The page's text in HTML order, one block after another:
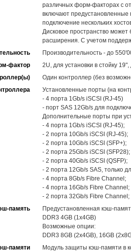
различных форм-факторах с
включают предустановленные
подключение нескольких
Дисковое пространство
расширения. С учетом
Производительность - до
фактор
2U, для установки в стойку
Один контроллер (без
Установленные порты (на
- 4 порта 1Gb/s iSCSI (RJ-45)
- порт SAS 12Gb/s для
Дополнительные порты при
- 4 порта 1Gb/s iSCSI (RJ-45);
- 2 порта 10Gb/s iSCSI (RJ-45);
- 2 порта 10Gb/s iSCSI (SFP+);
- 2 порта 25Gb/s iSCSI (SFP28);
- 2 порта 40Gb/s iSCSI (QSFP);
- 2 порта 12Gb/s SAS, только
- 4 порта 8Gb/s Fibre Channel;
- 4 порта 16Gb/s Fibre Channel;
- 2 порта 32Gb/s Fibre Channel;
память
Предустановленная кэш-
DDR3 4GB (1x4GB)
Возможные опции:
DDR3 8GB (2x4GB), 16GB
памяти
Модуль защиты кэш-памяти в